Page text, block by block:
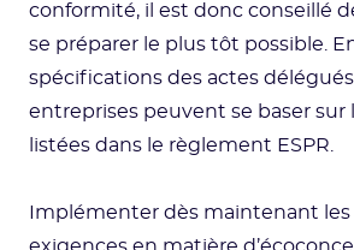
conformité, il est donc conseillé
se préparer le plus tôt possible.
spécifications des actes délégués
entreprises peuvent se baser sur
listées dans le règlement ESPR.
Implémenter dès maintenant